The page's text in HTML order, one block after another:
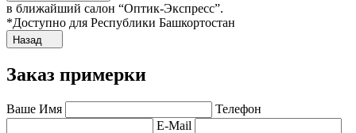
в ближайший салон “Оптик-Экспресс”.
*Доступно для Республики Башкортостан
Назад
Заказ примерки
Ваше Имя
Телефон
E-Mail